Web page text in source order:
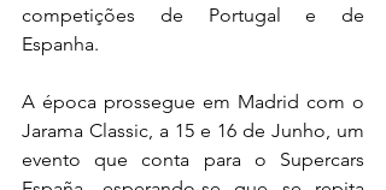
competições de Portugal e de
Espanha.
A época prossegue em Madrid com o
Jarama Classic, a 15 e 16 de Junho, um
evento que conta para o Supercars